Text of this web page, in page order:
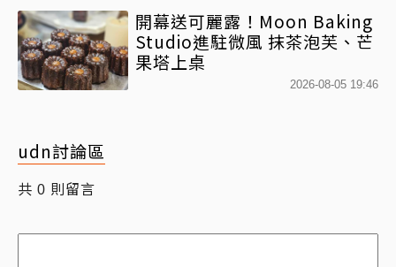
開幕送可麗露！Moon Baking
Studio進駐微風 抹茶泡芙、芒
果塔上桌
2026-08-05 19:46
udn討論區
共 0 則留言